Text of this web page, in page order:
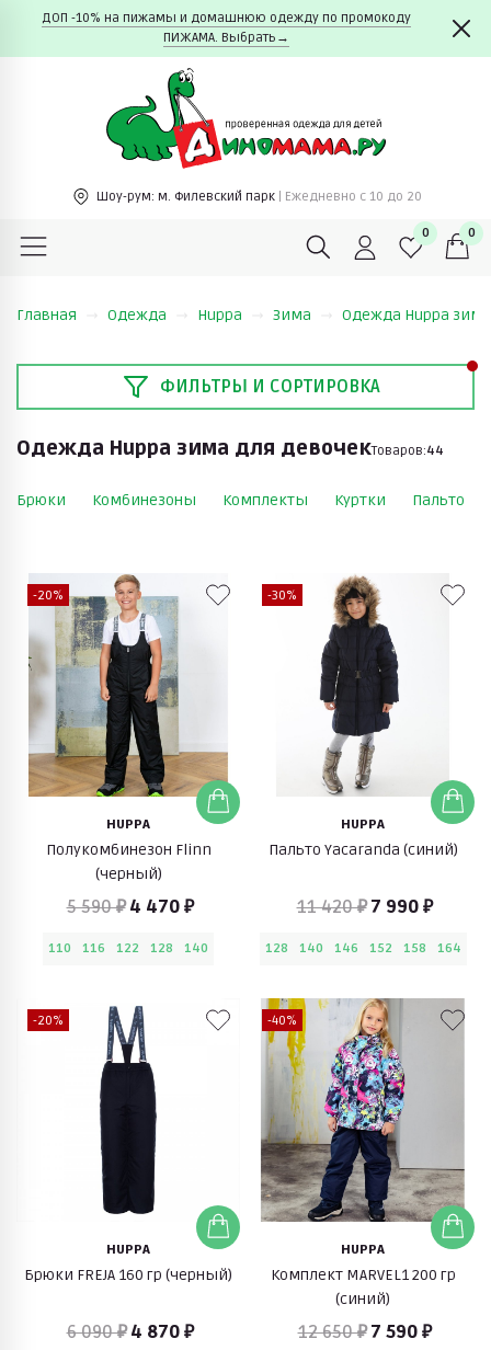
ДОП -10% на пижамы и домашнюю одежду по промокоду
ПИЖАМА. Выбрать→
Шоу-рум: м. Филевский парк | Ежедневно c 10 до 20
0 0
Главная Одежда Huppa Зима Одежда Huppa
ФИЛЬТРЫ И СОРТИРОВКА
Одежда Huppa зима для девочекТоваров:44
Брюки Комбинезоны Комплекты Куртки Пальто
-20%
HUPPA
Полукомбинезон Flinn
(черный)
5 590 ₽ 4 470 ₽
110 116 122 128 140
-30%
HUPPA
Пальто Yacaranda (синий)
11 420 ₽ 7 990 ₽
128 140 146 152 158 164
-20%
HUPPA
Брюки FREJA 160 гр (черный)
6 090 ₽ 4 870 ₽
-40%
HUPPA
Комплект MARVEL1 200 гр
(синий)
12 650 ₽ 7 590 ₽